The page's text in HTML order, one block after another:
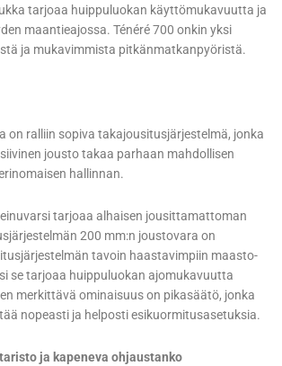
tarjoaa huippuluokan käyttömukavuutta ja
maantieajossa. Ténéré 700 onkin yksi
ja mukavimmista pitkänmatkanpyöristä.
on ralliin sopiva takajousitusjärjestelmä, jonka
jousto takaa parhaan mahdollisen
hallinnan.
tarjoaa alhaisen jousittamattoman
200 mm:n joustovara on
tavoin haastavimpiin maasto-
se tarjoaa huippuluokan ajomukavuutta
merkittävä ominaisuus on pikasäätö, jonka
nopeasti ja helposti esikuormitusasetuksia.
ja kapeneva ohjaustanko